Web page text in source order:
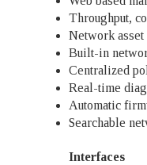
Throughput,
Network
Built-in
Centralized
Real-time
Automatic
Searchable
Interfaces